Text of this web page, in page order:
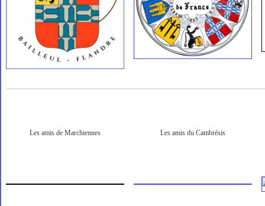
Les amis de Marchiennes Les amis du Cambrésis